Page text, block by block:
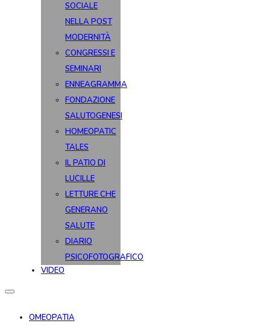
SOCIALE
NELLA POST
MODERNITÀ
CONGRESSI E
SEMINARI
ENNEAGRAMMA
FONDAZIONE
SALUTOGENESI
HOMEOPATIC
TALES
IL PATIO DI
LUCILLE
LETTURE CHE
GENERANO
SALUTE
DIARIO
PSICOFOTOGRAFICO
VIDEO
OMEOPATIA